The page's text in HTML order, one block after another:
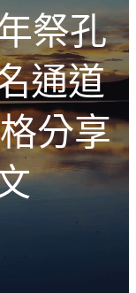
祭孔
通道
分享